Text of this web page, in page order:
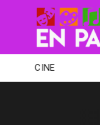
CINE